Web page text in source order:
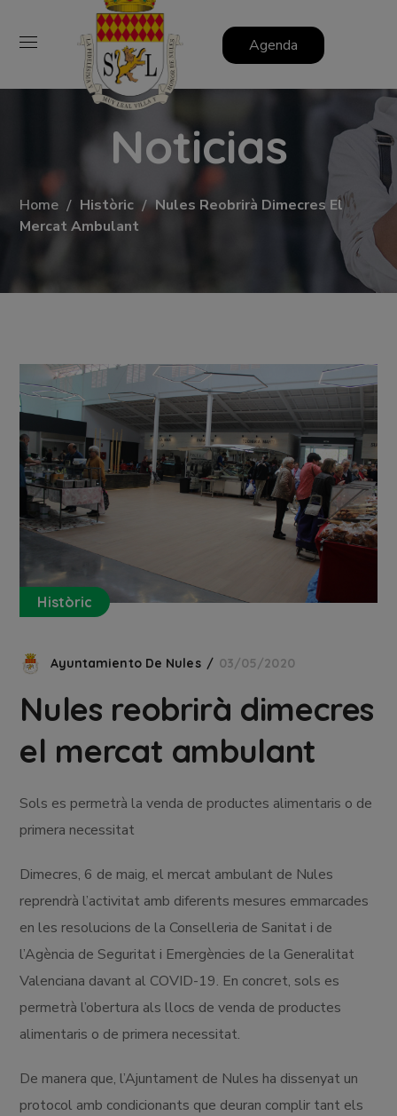
Agenda
Noticias
Home Històric
Nules Reobrirà Dimecres El
Mercat Ambulant
Històric
Ayuntamiento De Nules 03/05/2020
Nules reobrirà dimecres
el mercat ambulant
Sols es permetrà la venda de productes alimentaris o de
primera necessitat
Dimecres, 6 de maig, el mercat ambulant de Nules
reprendrà l’activitat amb diferents mesures emmarcades
en les resolucions de la Conselleria de Sanitat i de
l’Agència de Seguritat i Emergències de la Generalitat
Valenciana davant al COVID-19. En concret, sols es
permetrà l’obertura als llocs de venda de productes
alimentaris o de primera necessitat.
De manera que, l’Ajuntament de Nules ha dissenyat un
protocol amb condicionants que deuran complir tant els